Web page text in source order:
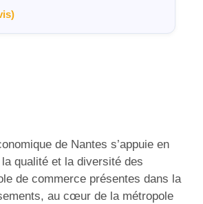
de Nantes s’appuie en
qualité et la diversité des
de commerce présentes dans la
au cœur de la métropole